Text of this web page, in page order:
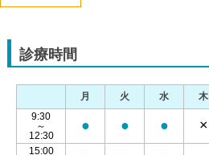
診療時間
月 火 水 木
9:30
～
12:30
● ● ● ×
15:00